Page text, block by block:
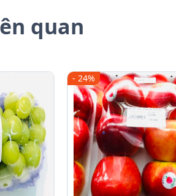
quan
- 24%